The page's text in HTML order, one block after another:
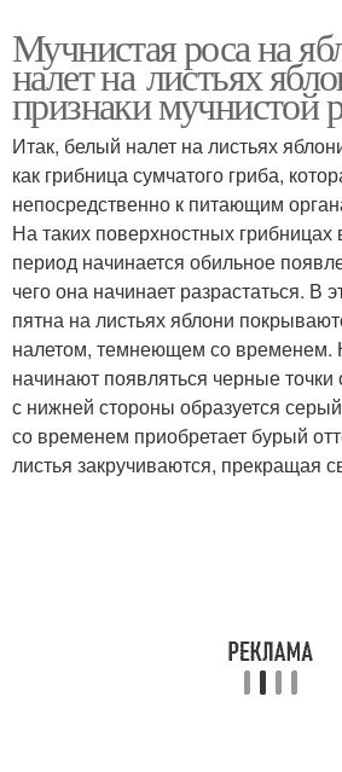
мучнистой росы
Роса на баклажанах
Мучнистая роса на
налет на листьях
признаки мучнистой
Итак, белый налет на листьях
как грибница сумчатого гриба,
непосредственно к питающим
На таких поверхностных грибницах
период начинается обильное
чего она начинает разрастаться. В
пятна на листьях яблони
налетом, темнеющем со временем.
начинают появляться черные
с нижней стороны образуется
со временем приобретает бурый
листья закручиваются, прекращая